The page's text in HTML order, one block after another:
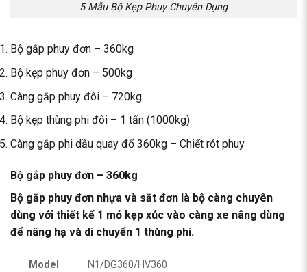
5 Mẫu Bộ Kẹp Phuy Chuyên Dụng
Bộ gắp phuy đơn – 360kg
Bộ kẹp phuy đơn – 500kg
Càng gắp phuy đôi – 720kg
Bộ kẹp thùng phi đôi – 1 tấn (1000kg)
Càng gắp phi dầu quay đổ 360kg – Chiết rót phuy
Bộ gắp phuy đơn – 360kg
Bộ gắp phuy đơn nhựa và sắt đơn là bộ càng chuyên
dùng với thiết kế 1 mỏ kẹp xúc vào càng xe nâng dùng
để nâng hạ và di chuyển 1 thùng phi.
Model
N1/DG360/HV360